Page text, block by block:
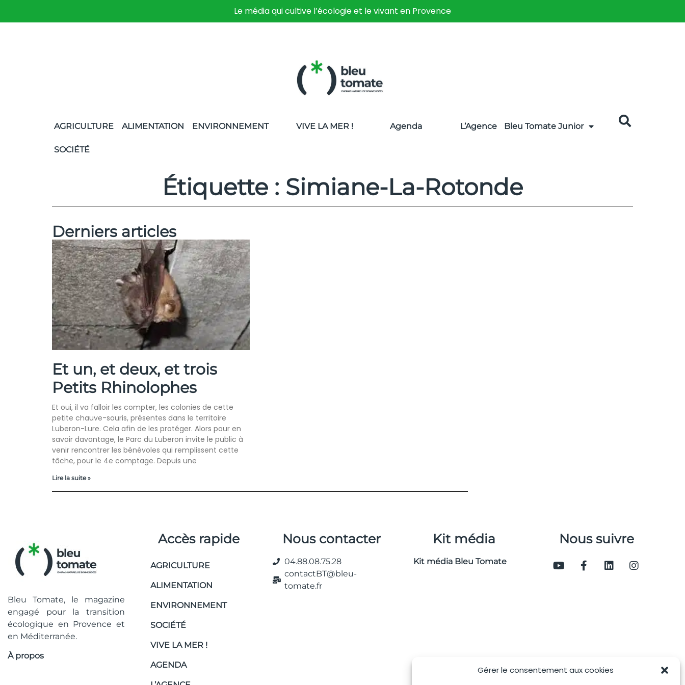
Gérer le consentement aux cookies
Le média qui cultive l’écologie et le vivant en Provence
AGRICULTURE ALIMENTATION ENVIRONNEMENT
SOCIÉTÉ
VIVE LA MER ! Agenda L’Agence Bleu Tomate Junior
Étiquette : Simiane-La-Rotonde
Derniers articles
Et un, et deux, et trois
Petits Rhinolophes
Et oui, il va falloir les compter, les colonies de cette
petite chauve-souris, présentes dans le territoire
Luberon-Lure. Cela afin de les protéger. Alors pour en
savoir davantage, le Parc du Luberon invite le public à
venir rencontrer les bénévoles qui remplissent cette
tâche, pour le 4e comptage. Depuis une
Lire la suite »
Bleu Tomate, le magazine
engagé pour la transition
écologique en Provence et
en Méditerranée.
À propos
Accès rapide
AGRICULTURE
ALIMENTATION
ENVIRONNEMENT
SOCIÉTÉ
VIVE LA MER !
AGENDA
Nous contacter
04.88.08.75.28
contactBT@bleu-
tomate.fr
Kit média
Kit média Bleu Tomate
Nous suivre